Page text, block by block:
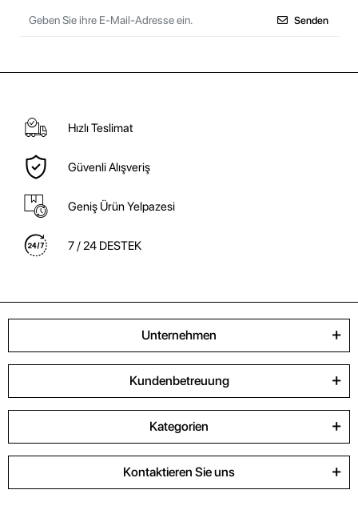
Senden
Hızlı Teslimat
Güvenli Alışveriş
Geniş Ürün Yelpazesi
7 / 24 DESTEK
Unternehmen
Kundenbetreuung
Kategorien
Kontaktieren Sie uns